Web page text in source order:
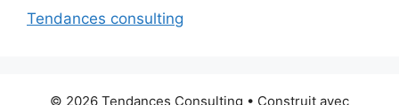
Tendances consulting
© 2026 Tendances Consulting • Construit avec